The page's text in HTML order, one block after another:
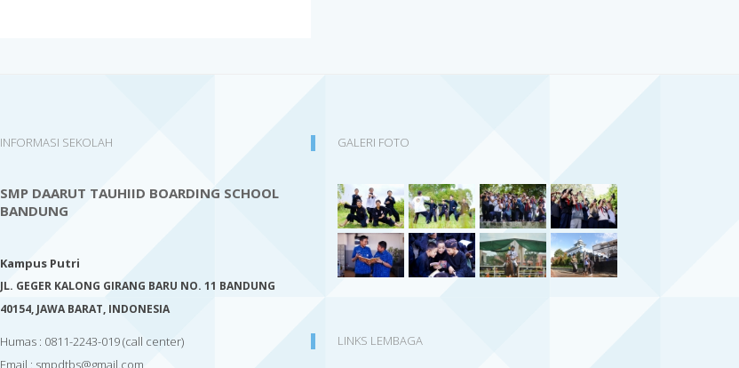
INFORMASI SEKOLAH
SMP DAARUT TAUHIID BOARDING SCHOOL
BANDUNG
Kampus Putri
JL. GEGER KALONG GIRANG BARU NO. 11 BANDUNG
40154, JAWA BARAT, INDONESIA
Humas : 0811-2243-019(call center)
Email : smpdtbs@gmail.com
GALERI FOTO
LINKS LEMBAGA